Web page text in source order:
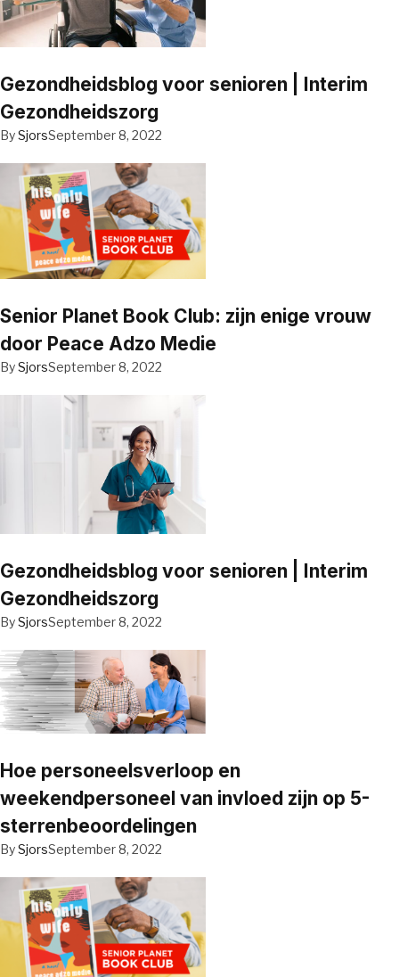
Gezondheidsblog voor senioren | Interim
Gezondheidszorg
BySjorsSeptember 8, 2022
Senior Planet Book Club: zijn enige vrouw
door Peace Adzo Medie
BySjorsSeptember 8, 2022
Gezondheidsblog voor senioren | Interim
Gezondheidszorg
BySjorsSeptember 8, 2022
Hoe personeelsverloop en
weekendpersoneel van invloed zijn op 5-
sterrenbeoordelingen
BySjorsSeptember 8, 2022